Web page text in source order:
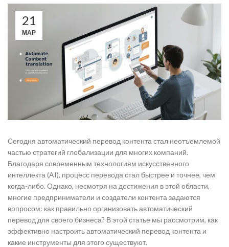
21
МАР
Сегодня автоматический перевод контента стал неотъемлемой
частью стратегий глобализации для многих компаний.
Благодаря современным технологиям искусственного
интеллекта (AI), процесс перевода стал быстрее и точнее, чем
когда-либо. Однако, несмотря на достижения в этой области,
многие предприниматели и создатели контента задаются
вопросом: как правильно организовать автоматический
перевод для своего бизнеса? В этой статье мы рассмотрим, как
эффективно настроить автоматический перевод контента и
какие инструменты для этого существуют.